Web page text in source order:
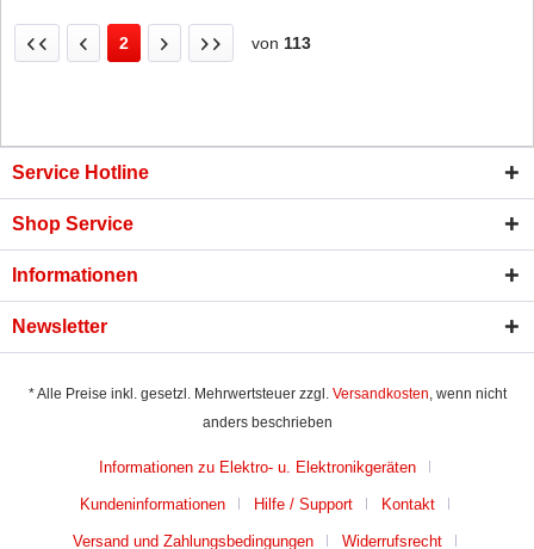
2 von 113
Service Hotline
Shop Service
Informationen
Newsletter
* Alle Preise inkl. gesetzl. Mehrwertsteuer zzgl. Versandkosten , wenn nicht
anders beschrieben
Informationen zu Elektro- u. Elektronikgeräten
Kundeninformationen Hilfe / Support Kontakt
Versand und Zahlungsbedingungen Widerrufsrecht